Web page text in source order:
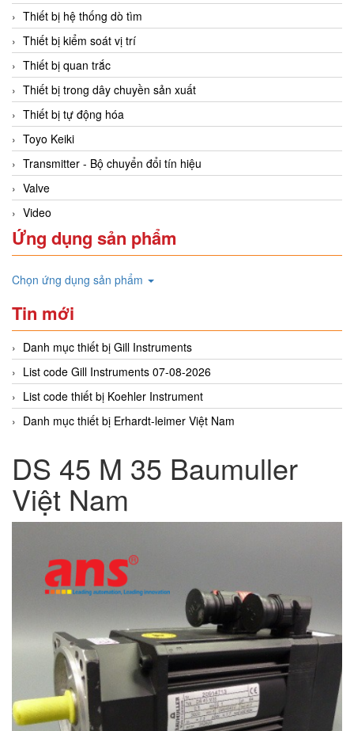
Thiết bị hệ thống dò tìm
Thiết bị kiểm soát vị trí
Thiết bị quan trắc
Thiết bị trong dây chuyền sản xuất
Thiết bị tự động hóa
Toyo Keiki
Transmitter - Bộ chuyển đổi tín hiệu
Valve
Video
Ứng dụng sản phẩm
Chọn ứng dụng sản phẩm
Tin mới
Danh mục thiết bị Gill Instruments
List code Gill Instruments 07-08-2026
List code thiết bị Koehler Instrument
Danh mục thiết bị Erhardt-leimer Việt Nam
DS 45 M 35 Baumuller
Việt Nam